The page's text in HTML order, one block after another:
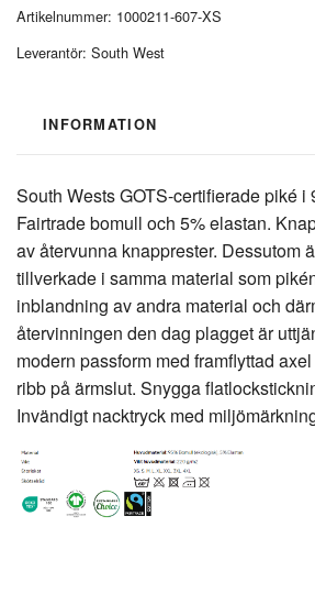
Artikelnummer: 1000211-607-XS
Leverantör: South West
INFORMATION
South Wests GOTS-certifierade piké i
Fairtrade bomull och 5% elastan.
av återvunna knapprester. Dessutom
tillverkade i samma material som
inblandning av andra material och
återvinningen den dag plagget är
modern passform med framflyttad
ribb på ärmslut. Snygga
Invändigt nacktryck med